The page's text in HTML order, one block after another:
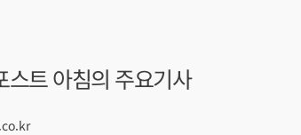
트 아침의 주요기사